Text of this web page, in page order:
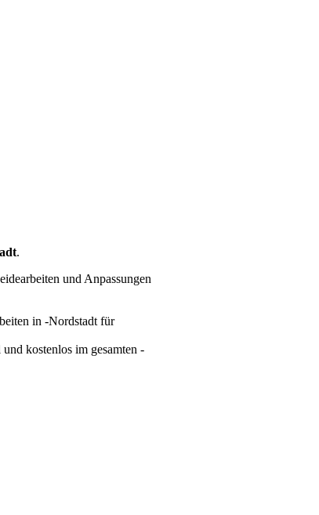
.
und Anpassungen
in -Nordstadt für
kostenlos im gesamten -